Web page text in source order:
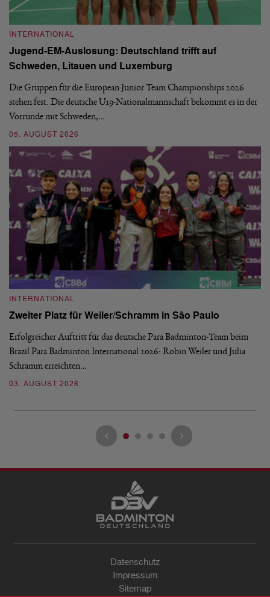
INTERNATIONAL
Jugend-EM-Auslosung: Deutschland trifft auf
Schweden, Litauen und Luxemburg
Die Gruppen für die European Junior Team Championships 2026
stehen fest. Die deutsche U19-Nationalmannschaft bekommt es in der
Vorrunde mit Schweden,…
05. AUGUST 2026
INTERNATIONAL
Zweiter Platz für Weiler/Schramm in São Paulo
Erfolgreicher Auftritt für das deutsche Para Badminton-Team beim
Brazil Para Badminton International 2026: Robin Weiler und Julia
Schramm erreichten…
03. AUGUST 2026
Datenschutz
Impressum
Sitemap